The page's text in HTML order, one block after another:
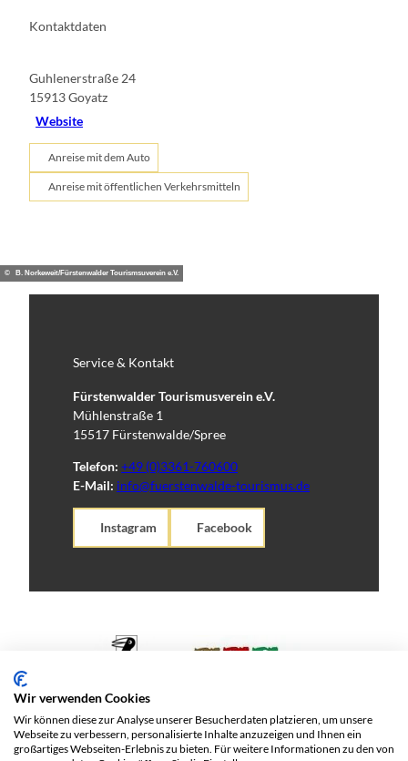
Kontaktdaten
Guhlenerstraße 24
15913Goyatz
Website
Anreise mit dem Auto
Anreise mit öffentlichen Verkehrsmitteln
© B. Norkeweit/Fürstenwalder Tourismsuverein e.V.
Service & Kontakt
Fürstenwalder Tourismusverein e.V.
Mühlenstraße 1
15517 Fürstenwalde/Spree
Telefon: +49 (0)3361-760600
E-Mail: info@fuerstenwalde-tourismus.de
Instagram Facebook
Wir verwenden Cookies
Wir können diese zur Analyse unserer Besucherdaten platzieren, um unsere
Webseite zu verbessern, personalisierte Inhalte anzuzeigen und Ihnen ein
großartiges Webseiten-Erlebnis zu bieten. Für weitere Informationen zu den von